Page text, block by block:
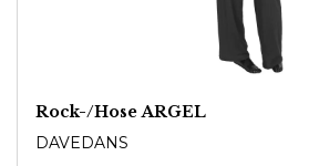
Rock-/Hose ARGEL
DAVEDANS